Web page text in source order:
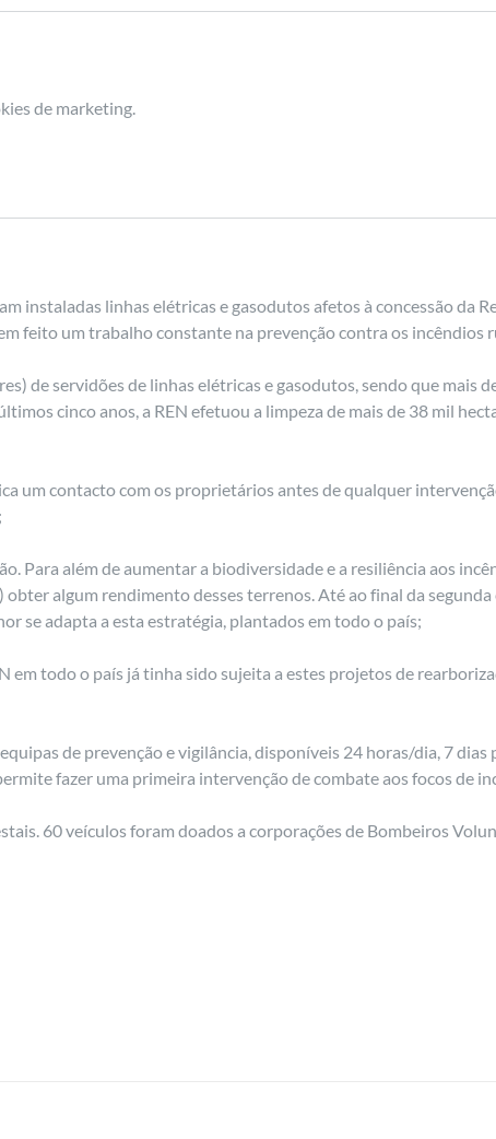
de marketing.
instaladas linhas elétricas e gasodutos afetos à concessão da
feito um trabalho constante na prevenção contra os incêndios
de servidões de linhas elétricas e gasodutos, sendo que mais
cinco anos, a REN efetuou a limpeza de mais de 38 mil
um contacto com os proprietários antes de qualquer
Para além de aumentar a biodiversidade e a resiliência aos
algum rendimento desses terrenos. Até ao final da segunda
se adapta a esta estratégia, plantados em todo o país;
todo o país já tinha sido sujeita a estes projetos de
de prevenção e vigilância, disponíveis 24 horas/dia, 7 dias
fazer uma primeira intervenção de combate aos focos de
60 veículos foram doados a corporações de Bombeiros